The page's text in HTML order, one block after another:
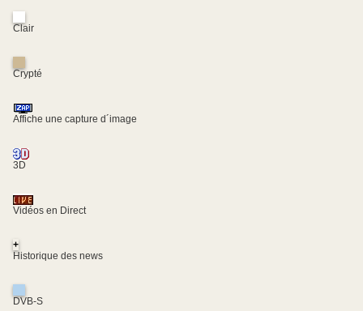
Clair
Crypté
Affiche une capture d´image
3D
Vidéos en Direct
+
Historique des news
DVB-S